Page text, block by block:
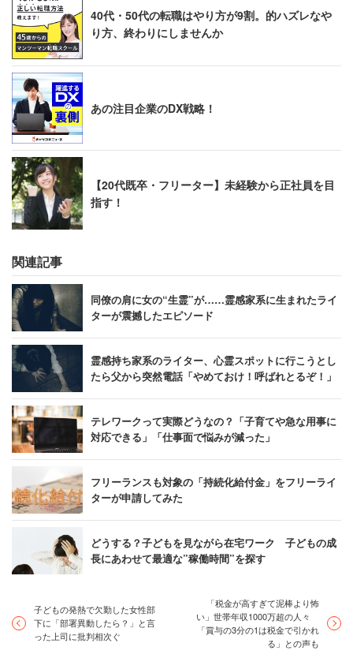
40代・50代の転職はやり方が9割。的ハズレなや
り方、終わりにしませんか
あの注目企業のDX戦略！
【20代既卒・フリーター】未経験から正社員を目
指す！
関連記事
同僚の肩に女の“生霊”が……霊感家系に生まれたライ
ターが震撼したエピソード
霊感持ち家系のライター、心霊スポットに行こうとし
たら父から突然電話「やめておけ！呼ばれとるぞ！」
テレワークって実際どうなの？「子育てや急な用事に
対応できる」「仕事面で悩みが減った」
フリーランスも対象の「持続化給付金」をフリーライ
ターが申請してみた
どうする？子どもを見ながら在宅ワーク 子どもの成
長にあわせて最適な”稼働時間”を探す
子どもの発熱で欠勤した女性部
下に「部署異動したら？」と言
った上司に批判相次ぐ
「税金が高すぎて泥棒より怖
い」世帯年収1000万超の人々
「賞与の3分の1は税金で引かれ
る」との声も